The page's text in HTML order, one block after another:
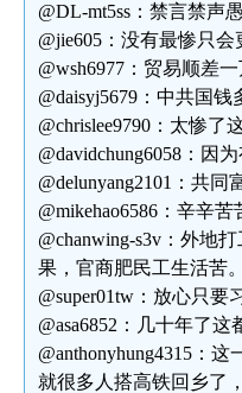
@DL-mt5ss：禁言禁声
@jie605：没有最惨只会
@wsh6977：贸易顺差
@daisyj5679：中共国
@chrislee9790：太惨
@davidchung6058：因
@delunyang2101：共
@mikehao6586：辛辛
@chanwing-s3v：外地
果，官商肥民工生活苦。
@super01tw：放心只
@asa6852：几十年了
@anthonyhung4315：
就很多人搭高铁回乡了